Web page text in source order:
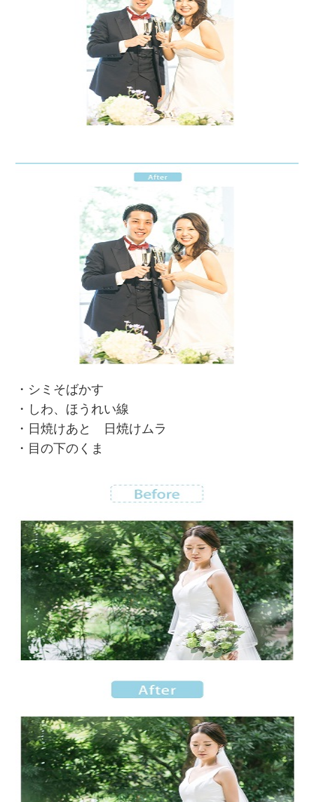
・シミそばかす
・しわ、ほうれい線
・日焼けあと 日焼けムラ
・目の下のくま